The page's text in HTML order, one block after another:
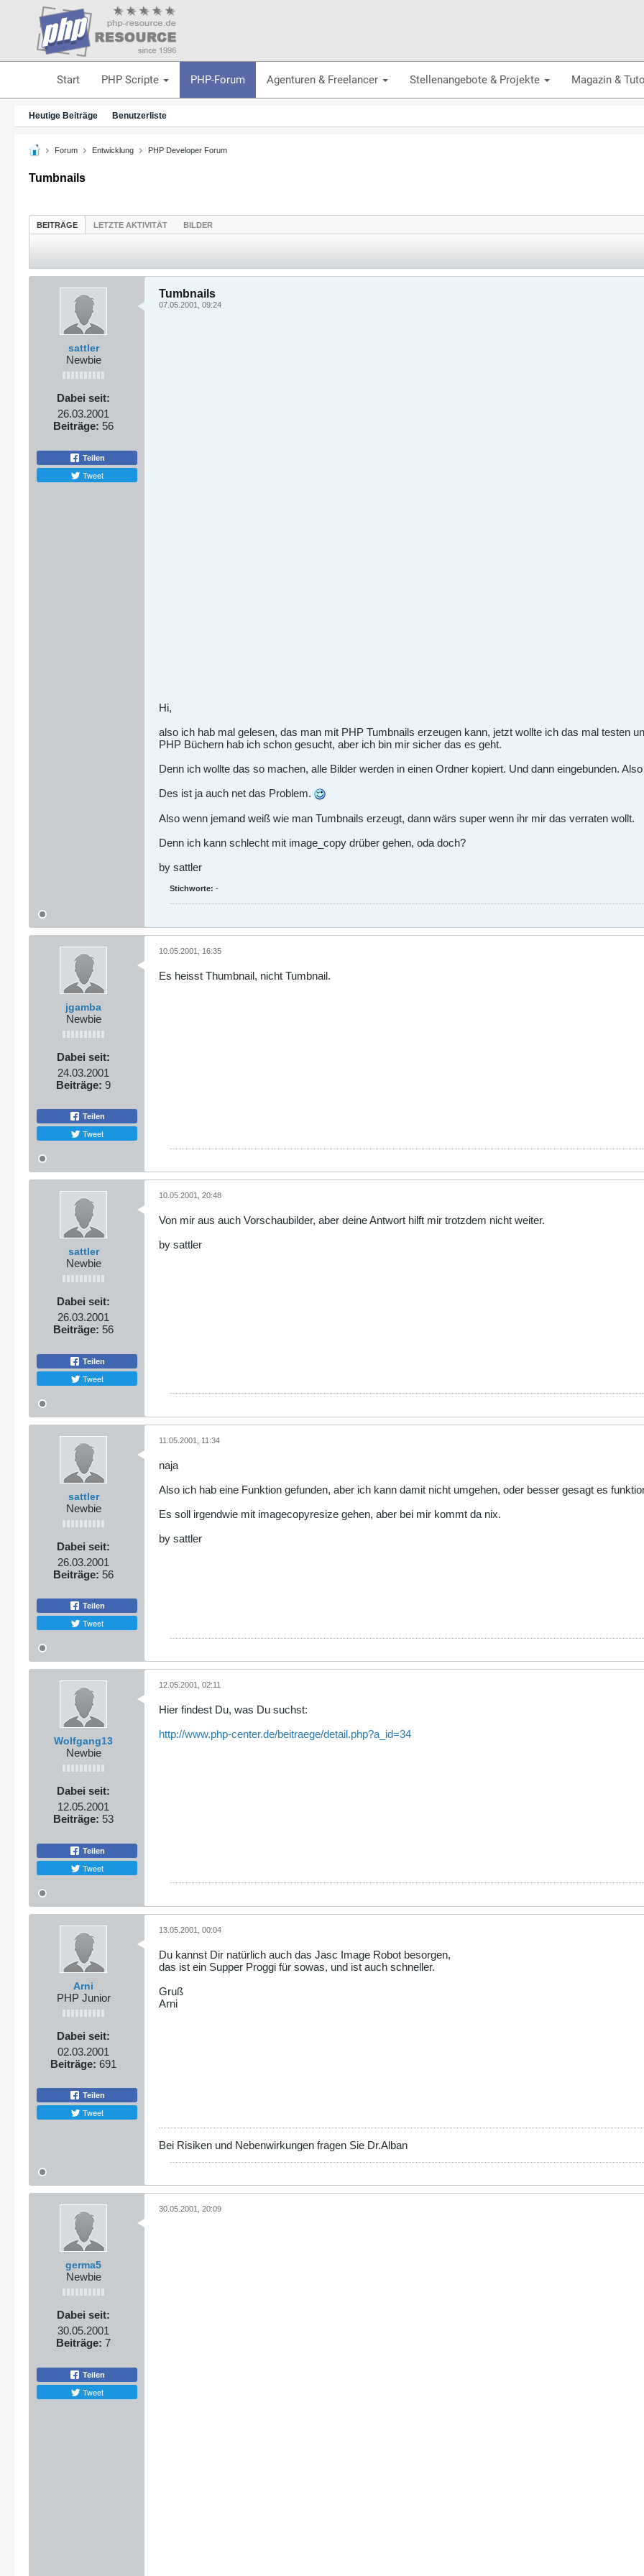
Start PHP Scripte PHP-Forum Agenturen & Freelancer Stellenangebote & Projekte Magazin &
Heutige Beiträge Benutzerliste
Forum Entwicklung PHP Developer Forum
Tumbnails
BEITRÄGE LETZTE AKTIVITÄT BILDER
sattler
Newbie
Dabei seit:
26.03.2001
Beiträge: 56
Teilen
Tweet
Tumbnails
07.05.2001, 09:24
Hi,
also ich hab mal gelesen, das man mit PHP Tumbnails erzeugen kann, jetzt wollte ich das mal testen
PHP Büchern hab ich schon gesucht, aber ich bin mir sicher das es geht.
Denn ich wollte das so machen, alle Bilder werden in einen Ordner kopiert. Und dann eingebunden.
Des ist ja auch net das Problem.
Also wenn jemand weiß wie man Tumbnails erzeugt, dann wärs super wenn ihr mir das verraten wollt.
Denn ich kann schlecht mit image_copy drüber gehen, oda doch?
by sattler
Stichworte: -
jgamba
Newbie
Dabei seit:
24.03.2001
Beiträge: 9
Teilen
Tweet
10.05.2001, 16:35
Es heisst Thumbnail, nicht Tumbnail.
sattler
Newbie
Dabei seit:
26.03.2001
Beiträge: 56
Teilen
Tweet
10.05.2001, 20:48
Von mir aus auch Vorschaubilder, aber deine Antwort hilft mir trotzdem nicht weiter.
by sattler
sattler
Newbie
Dabei seit:
26.03.2001
Beiträge: 56
Teilen
Tweet
11.05.2001, 11:34
naja
Also ich hab eine Funktion gefunden, aber ich kann damit nicht umgehen, oder besser gesagt es
Es soll irgendwie mit imagecopyresize gehen, aber bei mir kommt da nix.
by sattler
Wolfgang13
Newbie
Dabei seit:
12.05.2001
Beiträge: 53
Teilen
Tweet
12.05.2001, 02:11
Hier findest Du, was Du suchst:
http://www.php-center.de/beitraege/detail.php?a_id=34
Arni
PHP Junior
Dabei seit:
02.03.2001
Beiträge: 691
Teilen
Tweet
13.05.2001, 00:04
Du kannst Dir natürlich auch das Jasc Image Robot besorgen,
das ist ein Supper Proggi für sowas, und ist auch schneller.
Gruß
Arni
Bei Risiken und Nebenwirkungen fragen Sie Dr.Alban
germa5
Newbie
Dabei seit:
30.05.2001
Beiträge: 7
Teilen
Tweet
30.05.2001, 20:09